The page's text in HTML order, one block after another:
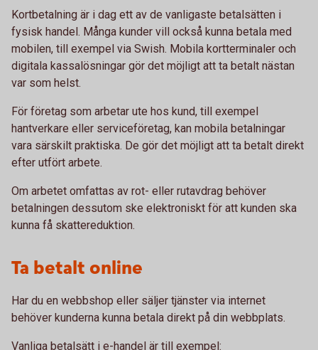
Kortbetalning är i dag ett av de vanligaste betalsätten i
fysisk handel. Många kunder vill också kunna betala med
mobilen, till exempel via Swish. Mobila kortterminaler och
digitala kassalösningar gör det möjligt att ta betalt nästan
var som helst.
För företag som arbetar ute hos kund, till exempel
hantverkare eller serviceföretag, kan mobila betalningar
vara särskilt praktiska. De gör det möjligt att ta betalt direkt
efter utfört arbete.
Om arbetet omfattas av rot- eller rutavdrag behöver
betalningen dessutom ske elektroniskt för att kunden ska
kunna få skattereduktion.
Ta betalt online
Har du en webbshop eller säljer tjänster via internet
behöver kunderna kunna betala direkt på din webbplats.
Vanliga betalsätt i e-handel är till exempel: